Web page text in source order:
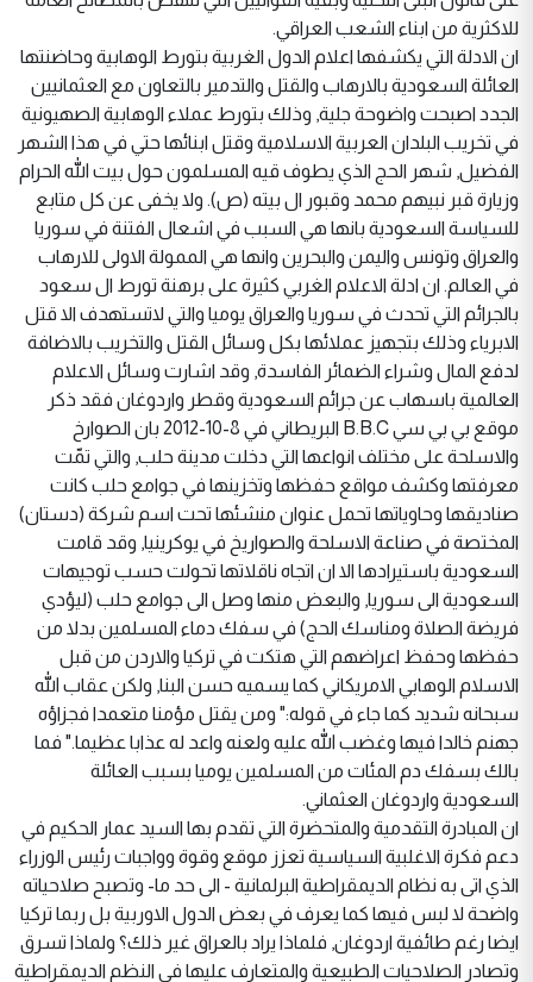
للاكثرية من ابناء الشعب العراقي.
ان الادلة التي يكشفها اعلام الدول الغربية بتورط الوهابية وحاضنتها
العائلة السعودية بالارهاب والقتل والتدمير بالتعاون مع العثمانيين
الجدد اصبحت واضوحة جلية, وذلك بتورط عملاء الوهابية الصهيونية
في تخريب البلدان العربية الاسلامية وقتل ابنائها حتي في هذا الشهر
الفضيل, شهر الحج الذي يطوف قيه المسلمون حول بيت الله الحرام
وزيارة قبر نبيهم محمد وقبور ال بيته (ص). ولا يخفى عن كل متابع
للسياسة السعودية بانها هي السبب في اشعال الفتنة في سوريا
والعراق وتونس واليمن والبحرين وانها هي الممولة الاولى للارهاب
في العالم. ان ادلة الاعلام الغربي كثيرة على برهنة تورط ال سعود
بالجرائم التي تحدث في سوريا والعراق يوميا والتي لاتستهدف الا قتل
الابرياء وذلك بتجهيز عملائها بكل وسائل القتل والتخريب بالاضافة
لدفع المال وشراء الضمائر الفاسدة, وقد اشارت وسائل الاعلام
العالمية باسهاب عن جرائم السعودية وقطر واردوغان فقد ذكر
موقع بي بي سي B.B.C البريطاني في 8-10-2012 بان الصوارخ
والاسلحة على مختلف انواعها التي دخلت مدينة حلب, والتي تمّت
معرفتها وكشف مواقع حفظها وتخزينها في جوامع حلب كانت
صناديقها وحاوياتها تحمل عنوان منشئها تحت اسم شركة (دستان)
المختصة في صناعة الاسلحة والصواريخ في يوكرينيا, وقد قامت
السعودية باستيرادها الا ان اتجاه ناقلاتها تحولت حسب توجيهات
السعودية الى سوريا, والبعض منها وصل الى جوامع حلب (ليؤدي
فريضة الصلاة ومناسك الحج) في سفك دماء المسلمين بدلا من
حفظها وحفظ اعراضهم التي هتكت في تركيا والاردن من قبل
الاسلام الوهابي الامريكاني كما يسميه حسن البنا, ولكن عقاب الله
سبحانه شديد كما جاء في قوله:" ومن يقتل مؤمنا متعمدا فجزاؤه
جهنم خالدا فيها وغضب الله عليه ولعنه واعد له عذابا عظيما." فما
بالك بسفك دم المئات من المسلمين يوميا بسبب العائلة
السعودية واردوغان العثماني.
ان المبادرة التقدمية والمتحضرة التي تقدم بها السيد عمار الحكيم في
دعم فكرة الاغلبية السياسية تعزز موقع وقوة وواجبات رئيس الوزراء
الذي اتى به نظام الديمقراطية البرلمانية - الى حد ما- وتصبح صلاحياته
واضحة لا لبس فيها كما يعرف في بعض الدول الاوربية بل ربما تركيا
ايضا رغم طائفية اردوغان, فلماذا يراد بالعراق غير ذلك؟ ولماذا تسرق
وتصادر الصلاحيات الطبيعية والمتعارف عليها في النظم الديمقراطية